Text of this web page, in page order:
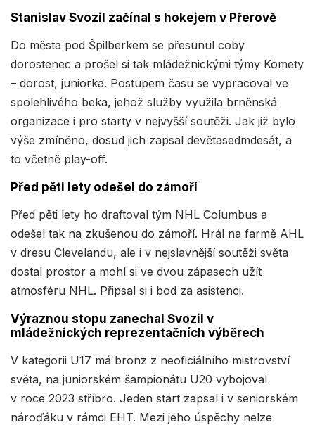
Stanislav Svozil začínal s hokejem v Přerově
Do města pod Špilberkem se přesunul coby
dorostenec a prošel si tak mládežnickými týmy Komety
– dorost, juniorka. Postupem času se vypracoval ve
spolehlivého beka, jehož služby využila brněnská
organizace i pro starty v nejvyšší soutěži. Jak již bylo
výše zmíněno, dosud jich zapsal devětasedmdesát, a
to včetně play-off.
Před pěti lety odešel do zámoří
Před pěti lety ho draftoval tým NHL Columbus a
odešel tak na zkušenou do zámoří. Hrál na farmě AHL
v dresu Clevelandu, ale i v nejslavnější soutěži světa
dostal prostor a mohl si ve dvou zápasech užít
atmosféru NHL. Připsal si i bod za asistenci.
Výraznou stopu zanechal Svozil v
mládežnických reprezentačních výběrech
V kategorii U17 má bronz z neoficiálního mistrovství
světa, na juniorském šampionátu U20 vybojoval
v roce 2023 stříbro. Jeden start zapsal i v seniorském
nároďáku v rámci EHT. Mezi jeho úspěchy nelze